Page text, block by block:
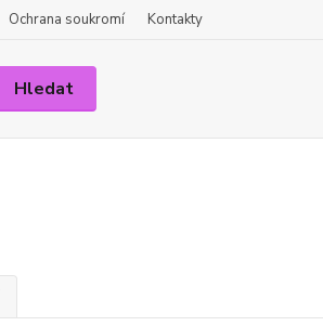
Ochrana soukromí Kontakty
Hledat